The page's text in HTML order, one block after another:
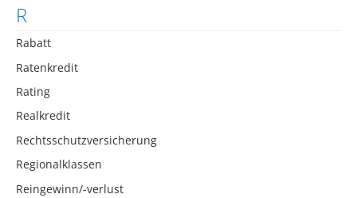
R
Rabatt
Ratenkredit
Rating
Realkredit
Rechtsschutzversicherung
Regionalklassen
Reingewinn/-verlust